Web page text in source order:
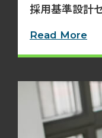
採用基準設計
Read More